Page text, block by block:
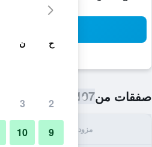
صفقات من107 ﷼
مزود
ح ن
2
3
9
10